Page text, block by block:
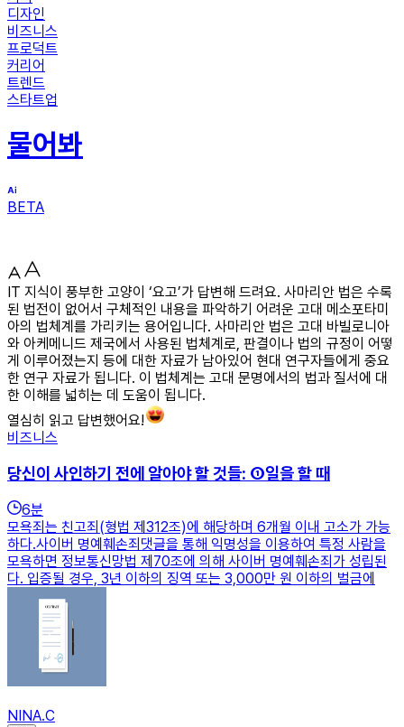
디자인
비즈니스
프로덕트
커리어
트렌드
스타트업
물어봐
BETA
IT 지식이 풍부한 고양이 ‘요고’가 답변해 드려요. 사마리안 법은 수록
된 법전이 없어서 구체적인 내용을 파악하기 어려운 고대 메소포타미
아의 법체계를 가리키는 용어입니다. 사마리안 법은 고대 바빌로니아
와 아케메니드 제국에서 사용된 법체계로, 판결이나 법의 규정이 어떻
게 이루어졌는지 등에 대한 자료가 남아있어 현대 연구자들에게 중요
한 연구 자료가 됩니다. 이 법체계는 고대 문명에서의 법과 질서에 대
한 이해를 넓히는 데 도움이 됩니다.
열심히 읽고 답변했어요!
비즈니스
당신이 사인하기 전에 알아야 할 것들: ①일을 할 때
6분
모욕죄는 친고죄(형법 제312조)에 해당하며 6개월 이내 고소가 가능
하다.사이버 명예훼손죄댓글을 통해 익명성을 이용하여 특정 사람을
모욕하면 정보통신망법 제70조에 의해 사이버 명예훼손죄가 성립된
다. 입증될 경우, 3년 이하의 징역 또는 3,000만 원 이하의 벌금에
NINA.C